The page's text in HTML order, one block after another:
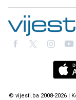
© vijesti.ba 2008-2026 |